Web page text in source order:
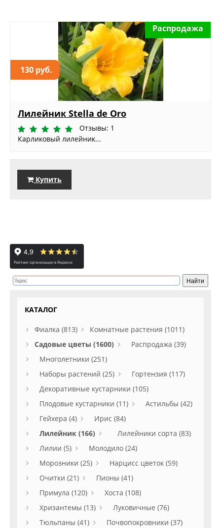
130 руб.
Распродажа
Лилейник Stella de Oro
Отзывы: 1
Карликовый лилейник...
Купить
КАТАЛОГ
Фиалка (813)
Комнатные растения (1011)
Садовые цветы (1600)
Распродажа (39)
Многолетники (251)
Наборы растений (25)
Гортензия (117)
Декоративные кустарники (105)
Плодовые кустарники (11)
Астильбы (42)
Гейхера (4)
Ирис (84)
Лилейник (166)
Лилейники сорта (83)
Лилии (5)
Молодило (24)
Морозники (25)
Нарцисс цветок (59)
Очитки (21)
Пионы (41)
Примула (120)
Хоста (108)
Хризантемы (13)
Луковичные (76)
Тюльпаны (41)
Почвопокровники (37)